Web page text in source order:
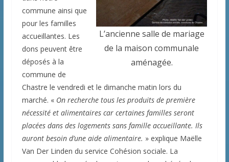
L’ancienne salle de mariage
de la maison communale
aménagée.
commune ainsi que
pour les familles
accueillantes. Les
dons peuvent être
déposés à la
commune de
Chastre le vendredi et le dimanche matin lors du
marché. « On recherche tous les produits de première
nécessité et alimentaires car certaines familles seront
placées dans des logements sans famille accueillante. Ils
auront besoin d’une aide alimentaire. » explique Maëlle
Van Der Linden du service Cohésion sociale. La